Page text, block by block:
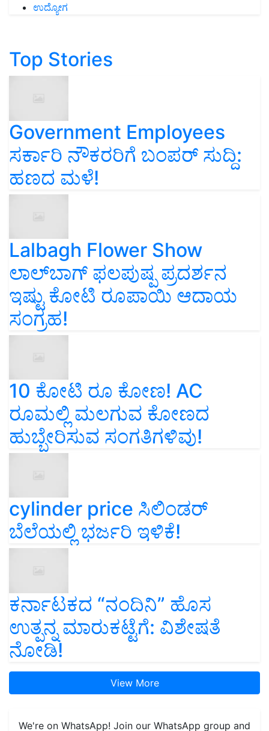
ಉದ್ಯೋಗ
Top Stories
Government Employees
ಸರ್ಕಾರಿ ನೌಕರರಿಗೆ ಬಂಪರ್‌ ಸುದ್ದಿ:
ಹಣದ ಮಳೆ!
Lalbagh Flower Show
ಲಾಲ್‌ಬಾಗ್ ಫಲಪುಷ್ಪ ಪ್ರದರ್ಶನ
ಇಷ್ಟು ಕೋಟಿ ರೂಪಾಯಿ ಆದಾಯ
ಸಂಗ್ರಹ!
10 ಕೋಟಿ ರೂ ಕೋಣ! AC
ರೂಮಲ್ಲಿ ಮಲಗುವ ಕೋಣದ
ಹುಬ್ಬೇರಿಸುವ ಸಂಗತಿಗಳಿವು!
cylinder price ಸಿಲಿಂಡರ್‌
ಬೆಲೆಯಲ್ಲಿ ಭರ್ಜರಿ ಇಳಿಕೆ!
ಕರ್ನಾಟಕದ “ನಂದಿನಿ” ಹೊಸ
ಉತ್ಪನ್ನ ಮಾರುಕಟ್ಟೆಗೆ: ವಿಶೇಷತೆ
ನೋಡಿ!
View More
We're on WhatsApp! Join our WhatsApp group and